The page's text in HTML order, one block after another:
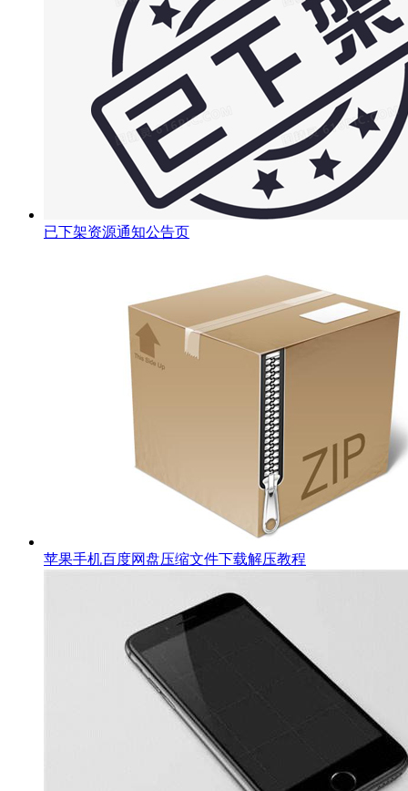
已下架资源通知公告页
苹果手机百度网盘压缩文件下载解压教程